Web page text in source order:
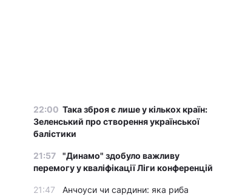
22:00 Така зброя є лише у кількох країн:
Зеленський про створення української
балістики
21:57
"Динамо" здобуло важливу
перемогу у кваліфікації Ліги конференцій
21:47
Анчоуси чи сардини: яка риба